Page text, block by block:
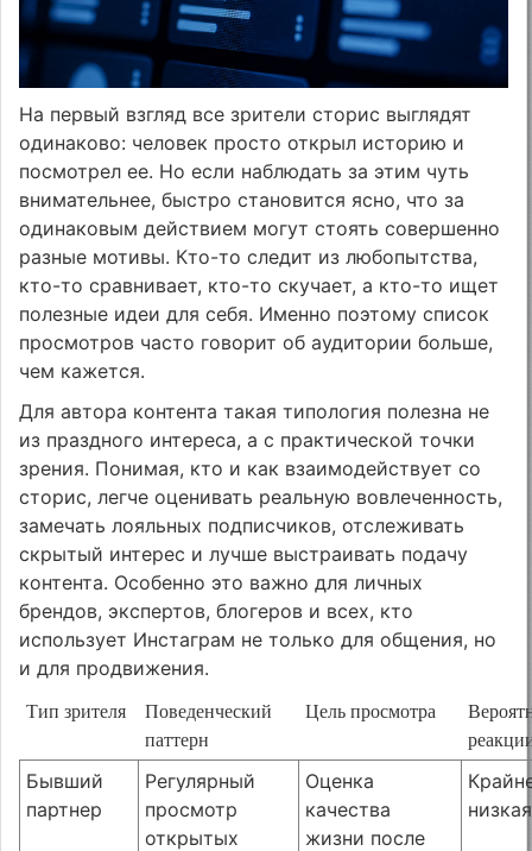
На первый взгляд все зрители сторис выглядят
одинаково: человек просто открыл историю и
посмотрел ее. Но если наблюдать за этим чуть
внимательнее, быстро становится ясно, что за
одинаковым действием могут стоять совершенно
разные мотивы. Кто-то следит из любопытства,
кто-то сравнивает, кто-то скучает, а кто-то ищет
полезные идеи для себя. Именно поэтому список
просмотров часто говорит об аудитории больше,
чем кажется.
Для автора контента такая типология полезна не
из праздного интереса, а с практической точки
зрения. Понимая, кто и как взаимодействует со
сторис, легче оценивать реальную вовлеченность,
замечать лояльных подписчиков, отслеживать
скрытый интерес и лучше выстраивать подачу
контента. Особенно это важно для личных
брендов, экспертов, блогеров и всех, кто
использует Инстаграм не только для общения, но
и для продвижения.
Тип зрителя
Поведенческий
паттерн
Цель просмотра
Бывший
партнер
Регулярный
просмотр
открытых
Оценка
качества
жизни после
низкая